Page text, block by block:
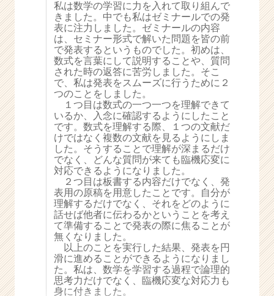
届
く
就
活
サ
イ
ト
チ
ア
キ
ャ
リ
ア
（C
h
e
e
r
C
a
r
e
e
私は数学の学習に力を入れて取り組んで
きました。中でも私はゼミナールでの発
表に注力しました。ゼミナールの内容
は、セミナー形式で解いた問題を皆の前
で発表するというものでした。初めは、
数式を言葉にして説明することや、質問
された時の返答に苦労しました。そこ
で、私は発表をスムーズに行うために２
つのことをしました。
１つ目は数式の一つ一つを理解できて
いるか、入念に確認するようにしたこと
です。数式を理解する際、１つの文献だ
けではなく複数の文献を見るようにしま
した。そうすることで理解が深まるだけ
でなく、どんな質問が来ても臨機応変に
対応できるようになりました。
２つ目は板書する内容だけでなく、発
表用の原稿を用意したことです。自分が
理解するだけでなく、それをどのように
話せば他者に伝わるかということを考え
て準備することで発表の際に焦ることが
無くなりました。
以上のことを実行した結果、発表を円
滑に進めることができるようになりまし
た。私は、数学を学習する過程で論理的
思考力だけでなく、臨機応変な対応力も
身に付きました。